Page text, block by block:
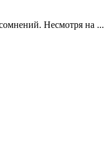
Несмотря на ...